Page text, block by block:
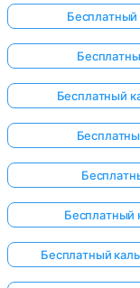
Бесплатный
Бесплатный
Бесплатный
Бесплатный